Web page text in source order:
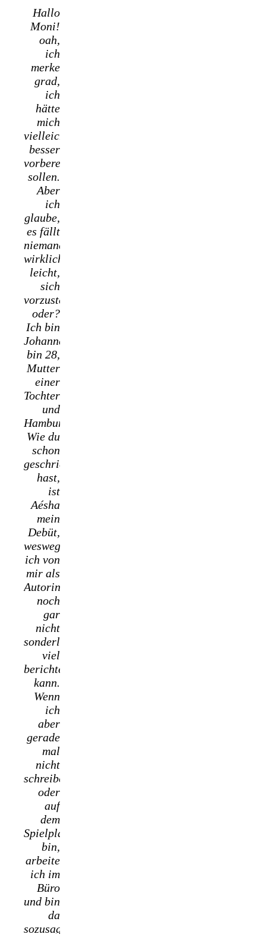
Hallo
Moni!
oah,
ich
merke
grad,
ich
hätte
mich
vielleicht
besser
vorbereiten
sollen.
Aber
ich
glaube,
es fällt
niemanden
wirklich
leicht,
sich
vorzustellen,
oder?
Ich bin
Johanna,
bin 28,
Mutter
einer
Tochter
und
Hamburgerin.
Wie du
schon
geschrieben
hast,
ist
Aésha
mein
Debüt,
weswegen
ich von
mir als
Autorin
noch
gar
nicht
sonderlich
viel
berichten
kann.
Wenn
ich
aber
gerade
mal
nicht
schreibe
oder
auf
dem
Spielplatz
bin,
arbeite
ich im
Büro
und bin
da
sozusagen